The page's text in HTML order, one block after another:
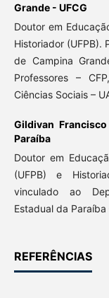
Grande - UFCG
Doutor em
Historiador (UFPB).
de Campina
Professores –
Ciências Sociais –
Gildivan
Paraíba
Doutor em
(UFPB) e
vinculado ao
Estadual da Paraíba
REFERÊNCIAS